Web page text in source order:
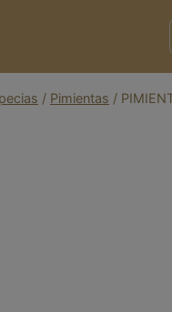
/ Pimientas /